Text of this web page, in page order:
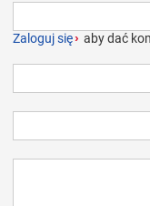
Zaloguj się› aby dać